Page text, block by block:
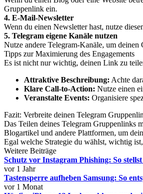
Gruppenlink ein.
4. E-Mail-Newsletter
Wenn du einen Newsletter hast, nutze
5. Telegram eigene Kanäle nutzen
Nutze andere Telegram-Kanäle, um
Tipps zur Maximierung des Engagements
Es ist nicht nur wichtig, deinen Link zu
Attraktive Beschreibung: Achte
Klare Call-to-Action: Nutze einen
Veranstalte Events: Organisiere
Fazit: Verbreite deinen Telegram
Das Teilen deines Telegram Gruppenlinks
Blogartikel und andere Plattformen, um
Egal welche Strategie du wählst, wichtig
Weitere Beiträge
Schutz vor Instagram Phishing: So
vor 1 Jahr
Tastensperre aufheben Samsung: So
vor 1 Monat